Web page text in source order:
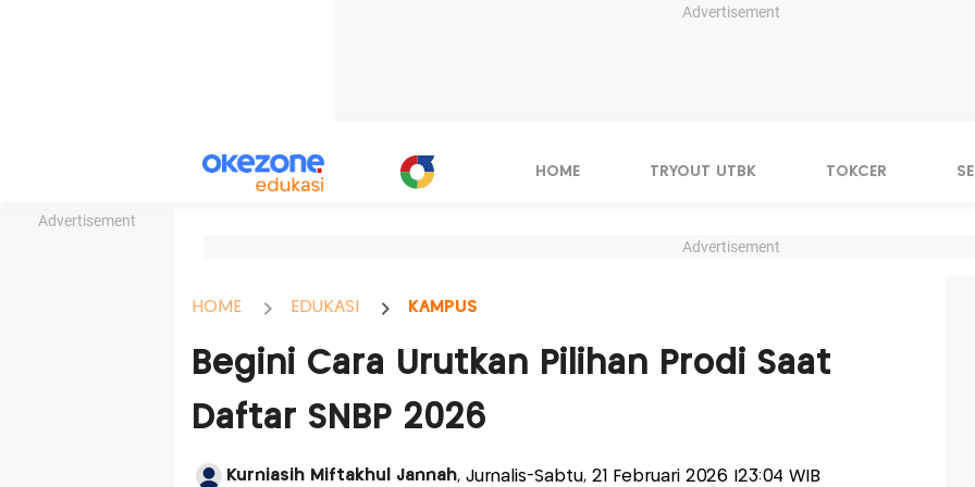
Advertisement
Advertisement
HOME TRYOUT UTBK TOKCER
Advertisement
HOME EDUKASI KAMPUS
Begini Cara Urutkan Pilihan Prodi Saat
Daftar SNBP 2026
Kurniasih Miftakhul Jannah, Jurnalis-Sabtu, 21 Februari 2026 |23:04 WIB